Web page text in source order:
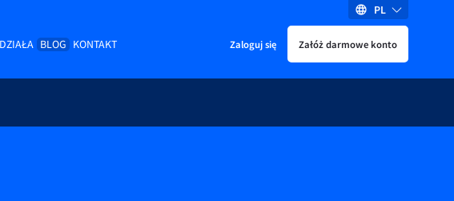
BLOG KONTAKT Zaloguj się Załóż darmowe konto
PL